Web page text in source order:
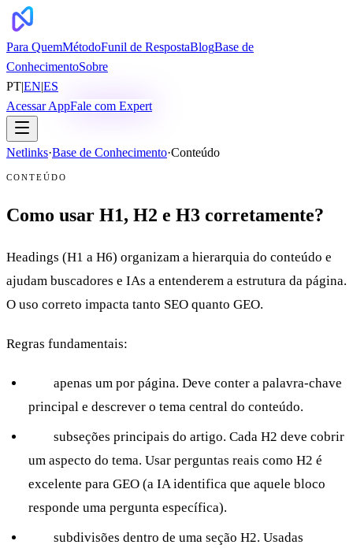
Para QuemMétodoFunil de RespostaBlogBase de
ConhecimentoSobre
PT|EN|ES
Acessar AppFale com Expert
Netlinks·Base de Conhecimento·Conteúdo
CONTEÚDO
Como usar H1, H2 e H3 corretamente?
Headings (H1 a H6) organizam a hierarquia do conteúdo e
ajudam buscadores e IAs a entenderem a estrutura da página.
O uso correto impacta tanto SEO quanto GEO.
Regras fundamentais:
apenas um por página. Deve conter a palavra-chave
principal e descrever o tema central do conteúdo.
subseções principais do artigo. Cada H2 deve cobrir
um aspecto do tema. Usar perguntas reais como H2 é
excelente para GEO (a IA identifica que aquele bloco
responde uma pergunta específica).
subdivisões dentro de uma seção H2. Usadas